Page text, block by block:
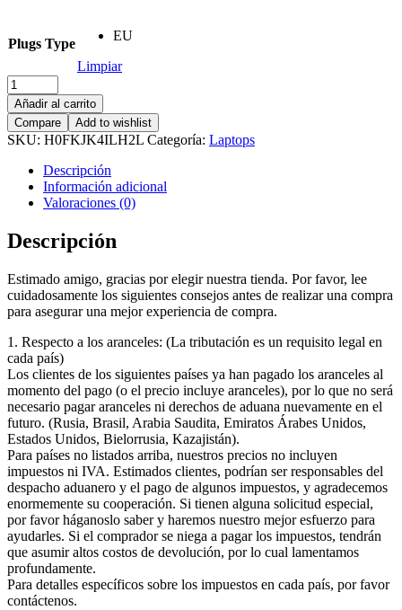
Plugs Type
EU
Limpiar
HONOR
Laptop
MagicBook
X14
Plus
cantidad
Añadir al carrito
Compare
Add to wishlist
SKU: H0FKJK4ILH2L Categoría: Laptops
Descripción
Información adicional
Valoraciones (0)
Descripción
Estimado amigo, gracias por elegir nuestra tienda. Por favor, lee
cuidadosamente los siguientes consejos antes de realizar una compra
para asegurar una mejor experiencia de compra.
1. Respecto a los aranceles: (La tributación es un requisito legal en
cada país)
Los clientes de los siguientes países ya han pagado los aranceles al
momento del pago (o el precio incluye aranceles), por lo que no será
necesario pagar aranceles ni derechos de aduana nuevamente en el
futuro. (Rusia, Brasil, Arabia Saudita, Emiratos Árabes Unidos,
Estados Unidos, Bielorrusia, Kazajistán).
Para países no listados arriba, nuestros precios no incluyen
impuestos ni IVA. Estimados clientes, podrían ser responsables del
despacho aduanero y el pago de algunos impuestos, y agradecemos
enormemente su cooperación. Si tienen alguna solicitud especial,
por favor háganoslo saber y haremos nuestro mejor esfuerzo para
ayudarles. Si el comprador se niega a pagar los impuestos, tendrán
que asumir altos costos de devolución, por lo cual lamentamos
profundamente.
Para detalles específicos sobre los impuestos en cada país, por favor
contáctenos.